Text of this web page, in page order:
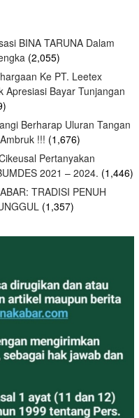
BINA TARUNA Dalam
(2,055)
Ke PT. Leetex
Apresiasi Bayar Tunjangan
Berharap Uluran Tangan
!!! (1,676)
Pertanyakan
2021 – 2024. (1,446)
TRADISI PENUH
(1,357)